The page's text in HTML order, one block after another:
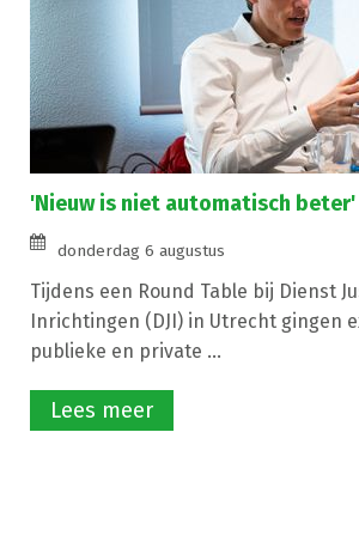
'Nieuw is niet automatisch beter'
donderdag 6 augustus
Tijdens een Round Table bij Dienst
Inrichtingen (DJI) in Utrecht gingen
publieke en private ...
Lees meer